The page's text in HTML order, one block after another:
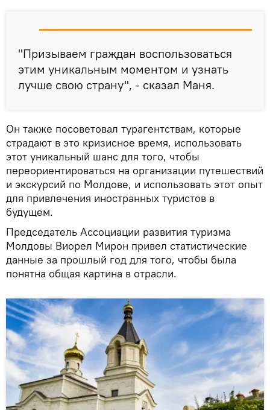
"Призываем граждан воспользоваться
этим уникальным моментом и узнать
лучше свою страну", - сказал Маня.
Он также посоветовал турагентствам, которые
страдают в это кризисное время, использовать
этот уникальный шанс для того, чтобы
переориентироваться на организации путешествий
и экскурсий по Молдове, и использовать этот опыт
для привлечения иностранных туристов в
будущем.
Председатель Ассоциации развития туризма
Молдовы Виорел Мирон привел статистические
данные за прошлый год для того, чтобы была
понятна общая картина в отрасли.